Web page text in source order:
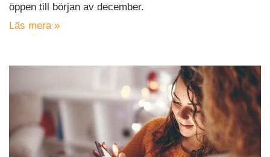
öppen till början av december.
Läs mera »